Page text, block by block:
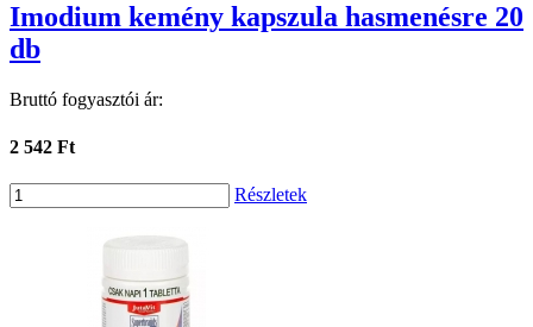
Imodium kemény kapszula hasmenésre 20
db
Bruttó fogyasztói ár:
2 542 Ft
Részletek